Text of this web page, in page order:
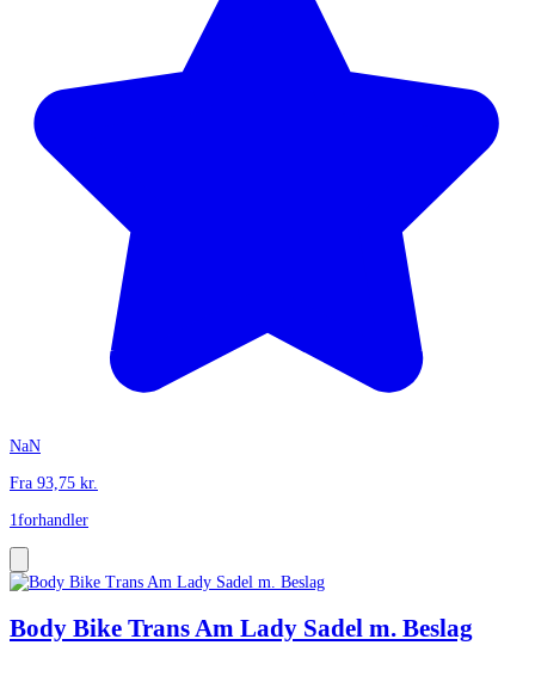
NaN
Fra 93,75 kr.
1forhandler
Body Bike Trans Am Lady Sadel m. Beslag